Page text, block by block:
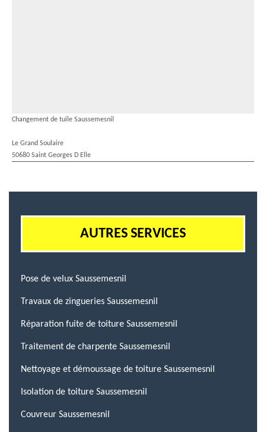
Changement de tuile Saussemesnil
Le Grand Soulaire
50680 Saint Georges D Elle
AUTRES SERVICES
Pose de velux Saussemesnil
Travaux de zingueries Saussemesnil
Réparation fuite de toiture Saussemesnil
Traitement de charpente Saussemesnil
Nettoyage et démoussage de toiture Saussemesnil
Isolation de toiture Saussemesnil
Couvreur Saussemesnil